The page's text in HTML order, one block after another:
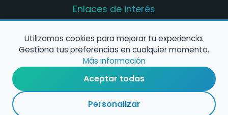
Enlaces de interés
música en España
Configura alertas de empleo
Contacta con nosotros
Utilizamos cookies para mejorar tu experiencia.
Gestiona tus preferencias en cualquier momento.
Más información
Aceptar todas
Personalizar